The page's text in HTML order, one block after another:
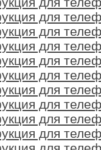
для
для
для
для
для
для
для
для
для